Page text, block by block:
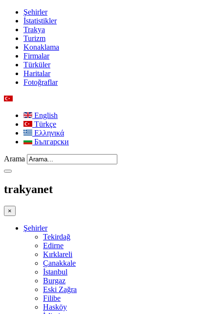
Şehirler
İstatistikler
Trakya
Turizm
Konaklama
Firmalar
Türküler
Haritalar
Fotoğraflar
English
Türkçe
Ελληνικά
Български
Arama
trakyanet
×
Şehirler
Tekirdağ
Edirne
Kırklareli
Çanakkale
İstanbul
Burgaz
Eski Zağra
Filibe
Hasköy